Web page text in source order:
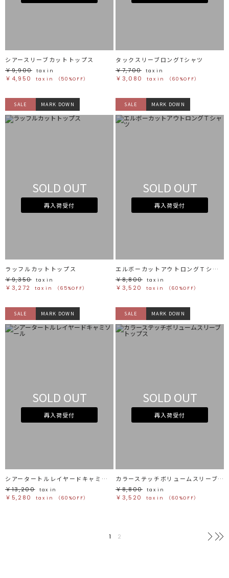
シアースリーブカットトップス
￥9,900
tax in
￥4,950 tax in （50%OFF）
タックスリーブロングTシャツ
￥7,700
tax in
￥3,080 tax in （60%OFF）
SALE MARK DOWN
SOLD OUT
再入荷受付
ラッフルカットトップス
￥9,350
tax in
￥3,272 tax in （65%OFF）
SALE MARK DOWN
SOLD OUT
再入荷受付
エルボーカットアウトロングＴシャツ
￥8,800
tax in
￥3,520 tax in （60%OFF）
SALE MARK DOWN
SOLD OUT
再入荷受付
シアータートルレイヤードキャミソール
￥13,200
tax in
￥5,280 tax in （60%OFF）
SALE MARK DOWN
SOLD OUT
再入荷受付
カラーステッチボリュームスリーブトップス
￥8,800
tax in
￥3,520 tax in （60%OFF）
1 2 次へ